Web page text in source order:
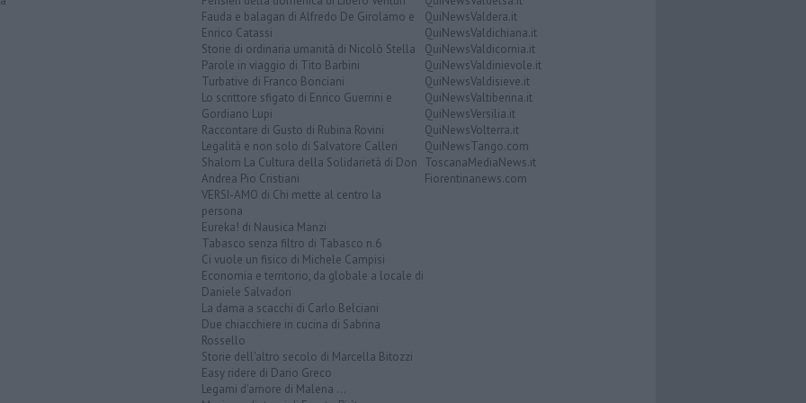
Fauda e balagan di Alfredo De Girolamo e
Enrico Catassi
Storie di ordinaria umanità di Nicolò Stella
Parole in viaggio di Tito Barbini
Turbative di Franco Bonciani
Lo scrittore sfigato di Enrico Guerrini e
Gordiano Lupi
Raccontare di Gusto di Rubina Rovini
Legalità e non solo di Salvatore Calleri
Shalom La Cultura della Solidarietà di Don
Andrea Pio Cristiani
VERSI-AMO di Chi mette al centro la
persona
Eureka! di Nausica Manzi
Tabasco senza filtro di Tabasco n.6
Ci vuole un fisico di Michele Campisi
Economia e territorio, da globale a locale di
Daniele Salvadori
La dama a scacchi di Carlo Belciani
Due chiacchiere in cucina di Sabrina
Rossello
Storie dell'altro secolo di Marcella Bitozzi
Easy ridere di Dario Greco
Legami d'amore di Malena ...
QuiNewsValdera.it
QuiNewsValdichiana.it
QuiNewsValdicornia.it
QuiNewsValdinievole.it
QuiNewsValdisieve.it
QuiNewsValtiberina.it
QuiNewsVersilia.it
QuiNewsVolterra.it
QuiNewsTango.com
ToscanaMediaNews.it
Fiorentinanews.com